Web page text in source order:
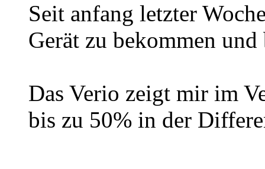
Seit anfang letzter
Gerät zu bekommen
Das Verio zeigt mir im
bis zu 50% in der